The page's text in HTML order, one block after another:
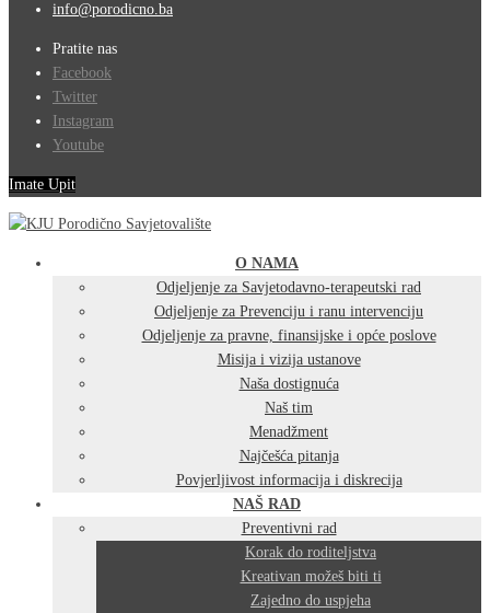
info@porodicno.ba
Pratite nas
Facebook
Twitter
Instagram
Youtube
Imate Upit
O NAMA
Odjeljenje za Savjetodavno-terapeutski rad
Odjeljenje za Prevenciju i ranu intervenciju
Odjeljenje za pravne, finansijske i opće poslove
Misija i vizija ustanove
Naša dostignuća
Naš tim
Menadžment
Najčešća pitanja
Povjerljivost informacija i diskrecija
NAŠ RAD
Preventivni rad
Korak do roditeljstva
Kreativan možeš biti ti
Zajedno do uspjeha